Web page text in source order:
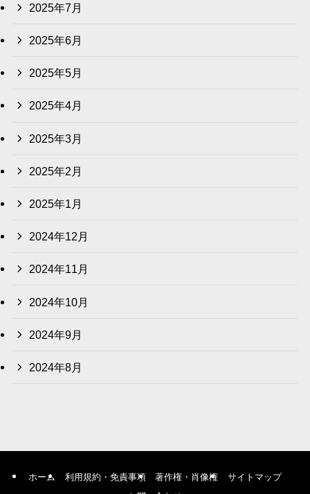
2025年7月
2025年6月
2025年5月
2025年4月
2025年3月
2025年2月
2025年1月
2024年12月
2024年11月
2024年10月
2024年9月
2024年8月
ホーム 利用規約・免責事項 著作権・肖像権
サイトマップ